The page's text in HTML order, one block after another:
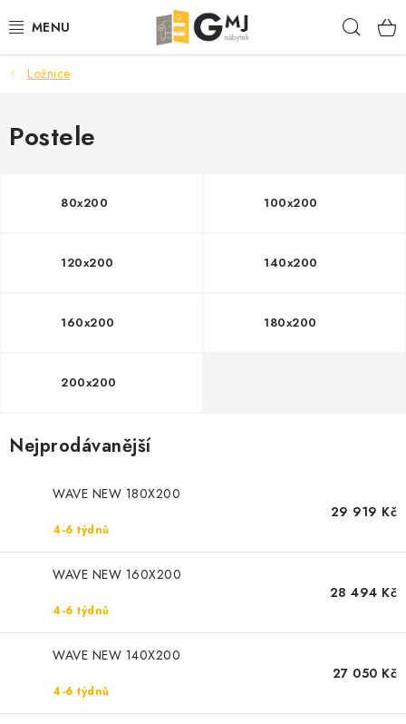
na
SEDACÍ SOUPRAVY
OBÝVACÍ POKOJ
PŘEDSÍNĚ
Ložnice
Postele
80x200 100x200
120x200 140x200
160x200 180x200
200x200
Nejprodávanější
WAVE NEW 180X200
4-6 týdnů
29 919 Kč
WAVE NEW 160X200
4-6 týdnů
28 494 Kč
WAVE NEW 140X200
4-6 týdnů
27 050 Kč